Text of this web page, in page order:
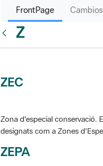
FrontPage
Z
ZEC
Zona d'especial conservació.
designats com a Zones
ZEPA